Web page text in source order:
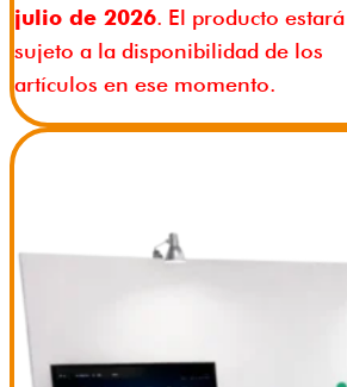
julio de 2026. El producto estará
sujeto a la disponibilidad de los
artículos en ese momento.